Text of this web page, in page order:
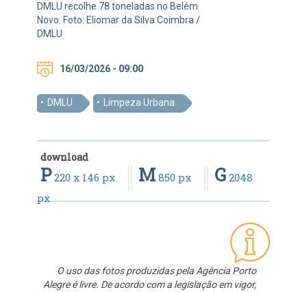
DMLU recolhe 78 toneladas no Belém
Novo. Foto: Eliomar da Silva Coimbra /
DMLU
16/03/2026 - 09:00
DMLU Limpeza Urbana
download
P220 x 146 px M 850 px G 2048
px
O uso das fotos produzidas pela Agência Porto
Alegre é livre. De acordo com a legislação em vigor,